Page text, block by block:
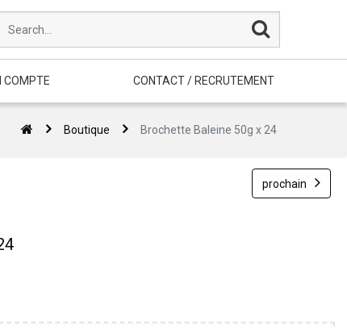
COMPTE CONTACT / RECRUTEMENT
Boutique Brochette Baleine 50g x 24
prochain